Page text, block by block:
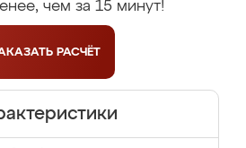
чем за 15 минут!
РАСЧЁТ